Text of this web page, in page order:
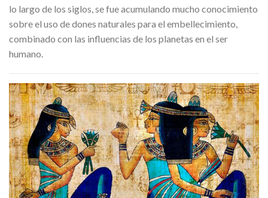
lo largo de los siglos, se fue acumulando mucho conocimiento
sobre el uso de dones naturales para el embellecimiento,
combinado con las influencias de los planetas en el ser
humano.